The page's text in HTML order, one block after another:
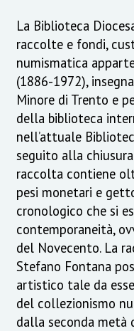
La Biblioteca
raccolte e fondi,
numismatica
(1886-1972),
Minore di Trento e
della biblioteca
nell’attuale
seguito alla
raccolta contiene
pesi monetari e
cronologico che si
contemporaneità,
del Novecento. La
Stefano Fontana
artistico tale da
del collezionismo
dalla seconda metà